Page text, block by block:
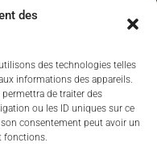
des
des technologies telles
informations des appareils.
de traiter des
ou les ID uniques sur ce
consentement peut avoir un
fonctions.